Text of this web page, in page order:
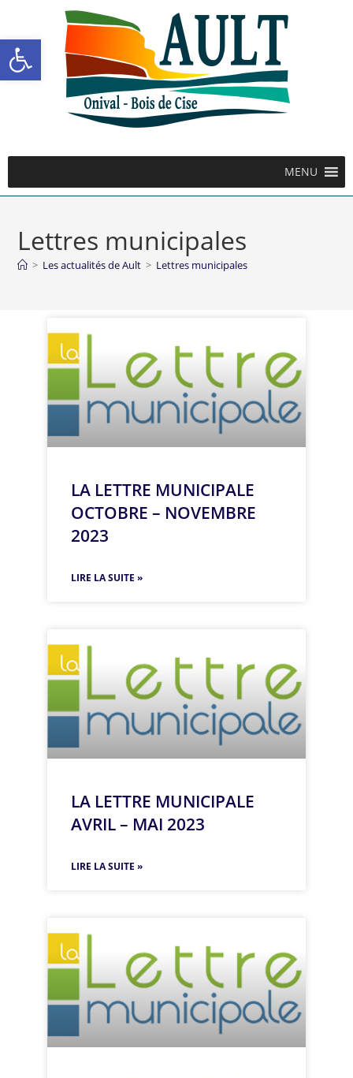
Ouvrir la barre d’outils
MENU
Lettres municipales
> Les actualités de Ault > Lettres municipales
LA LETTRE MUNICIPALE
OCTOBRE – NOVEMBRE
2023
LIRE LA SUITE »
LA LETTRE MUNICIPALE
AVRIL – MAI 2023
LIRE LA SUITE »